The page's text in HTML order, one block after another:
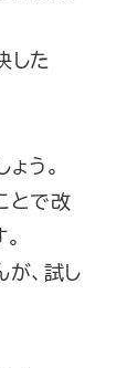
した
う。
とで改
、試し